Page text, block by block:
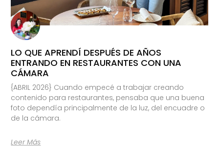
LO QUE APRENDÍ DESPUÉS DE AÑOS
ENTRANDO EN RESTAURANTES CON UNA
CÁMARA
{ABRIL 2026} Cuando empecé a trabajar creando
contenido para restaurantes, pensaba que una buena
foto dependía principalmente de la luz, del encuadre o
de la cámara.
Leer Más